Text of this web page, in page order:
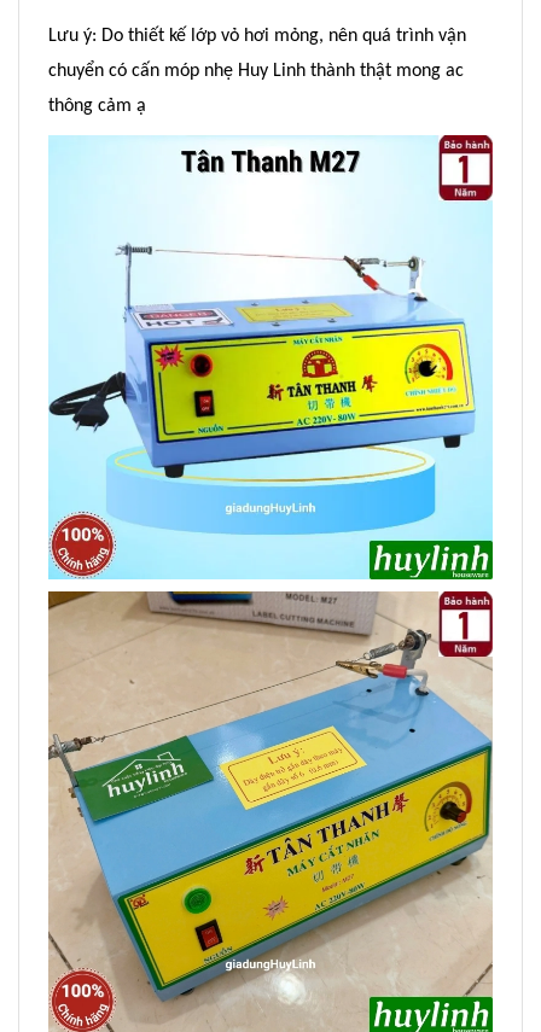
Lưu ý: Do thiết kế lớp vỏ hơi mỏng, nên quá trình vận
chuyển có cấn móp nhẹ Huy Linh thành thật mong ac
thông cảm ạ